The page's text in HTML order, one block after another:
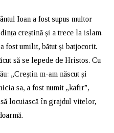
Ioan a fost supus multor
creștină și a trece la islam.
fost umilit, bătut și batjocorit.
să se lepede de Hristos. Cu
„Creștin m-am născut și
sa, a fost numit „kafir”,
locuiască în grajdul vitelor,